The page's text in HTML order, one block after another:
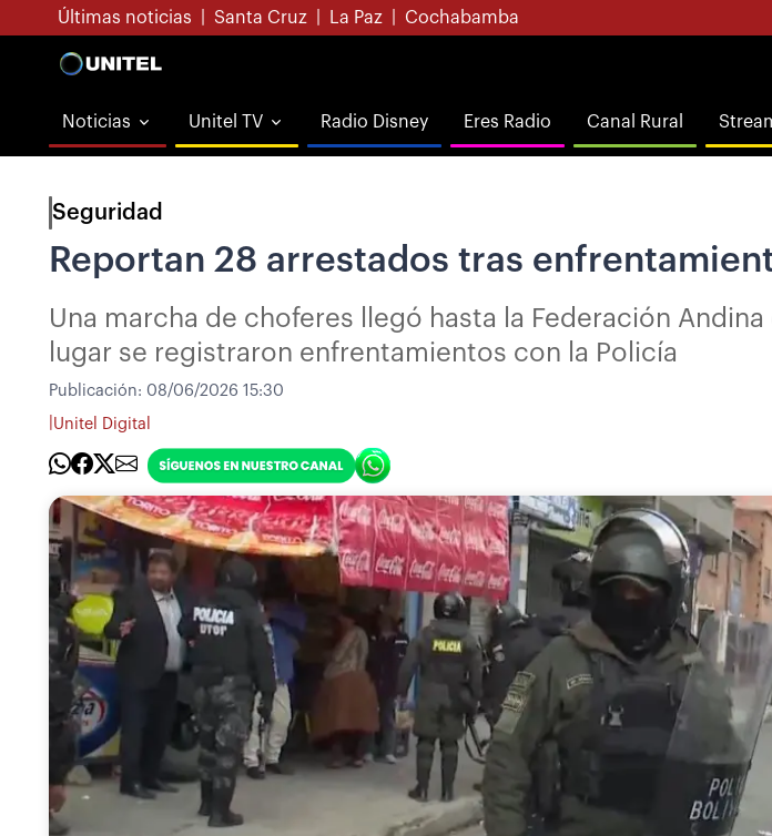
Últimas noticias Santa Cruz La Paz Cochabamba
Noticias Unitel TV Radio Disney Eres Radio Canal Rural
Seguridad
Reportan 28 arrestados tras
Una marcha de choferes llegó hasta la Federación
lugar se registraron enfrentamientos con la Policía
Publicación: 08/06/2026 15:30
Unitel Digital